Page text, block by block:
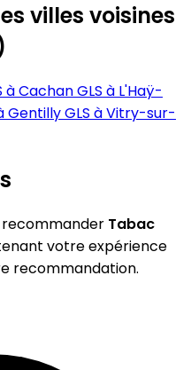
villes voisines
à CachanGLS à L'Haÿ-
GentillyGLS à Vitry-sur-
Tabac
votre expérience
recommandation.